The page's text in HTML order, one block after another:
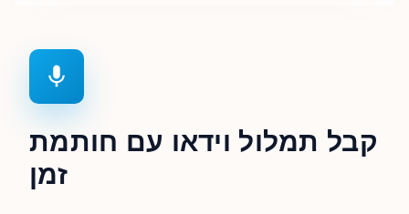
קבל תמלול וידאו עם חותמת
זמן